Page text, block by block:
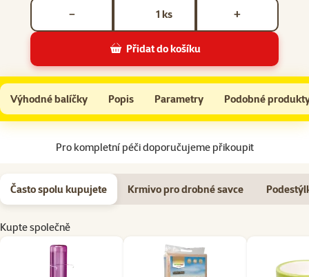
ks
− +
Přidat do košíku
Napáječka Drinky L186 plast barva 150ml
Do košíku
Výhodné balíčky Popis Parametry Podobné
Na začátek stránky
Pro kompletní péči doporučujeme přikoupit
Často spolu kupujete Krmivo pro drobné savce
Kupte společně